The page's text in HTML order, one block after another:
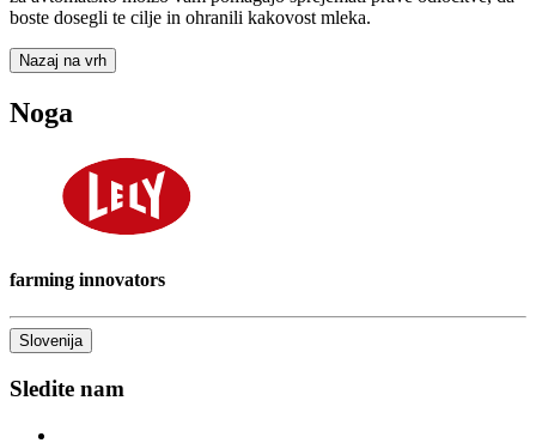
boste dosegli te cilje in ohranili kakovost mleka.
Nazaj na vrh
Noga
farming innovators
Slovenija
Sledite nam